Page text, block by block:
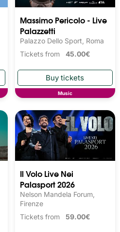
Massimo Pericolo - Live
Palazzetti
Palazzo Dello Sport, Roma
Tickets from 45.00€
Music
Il Volo Live Nei
Palasport 2026
Nelson Mandela Forum,
Firenze
Tickets from 59.00€